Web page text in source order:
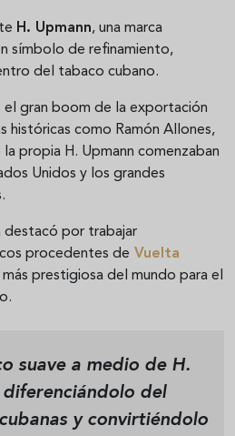
H. Upmann, una marca
símbolo de refinamiento,
del tabaco cubano.
el gran boom de la exportación
históricas como Ramón Allones,
propia H. Upmann comenzaban
Unidos y los grandes
destacó por trabajar
procedentes de Vuelta
prestigiosa del mundo para el
suave a medio de H.
del
y convirtiéndolo